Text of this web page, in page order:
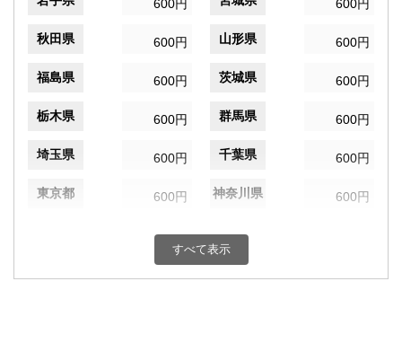
600円 600円
秋田県 600円 山形県 600円
福島県 600円 茨城県 600円
栃木県 600円 群馬県 600円
埼玉県 600円 千葉県 600円
東京都 600円 神奈川県 600円
600円 富山県
すべて表示